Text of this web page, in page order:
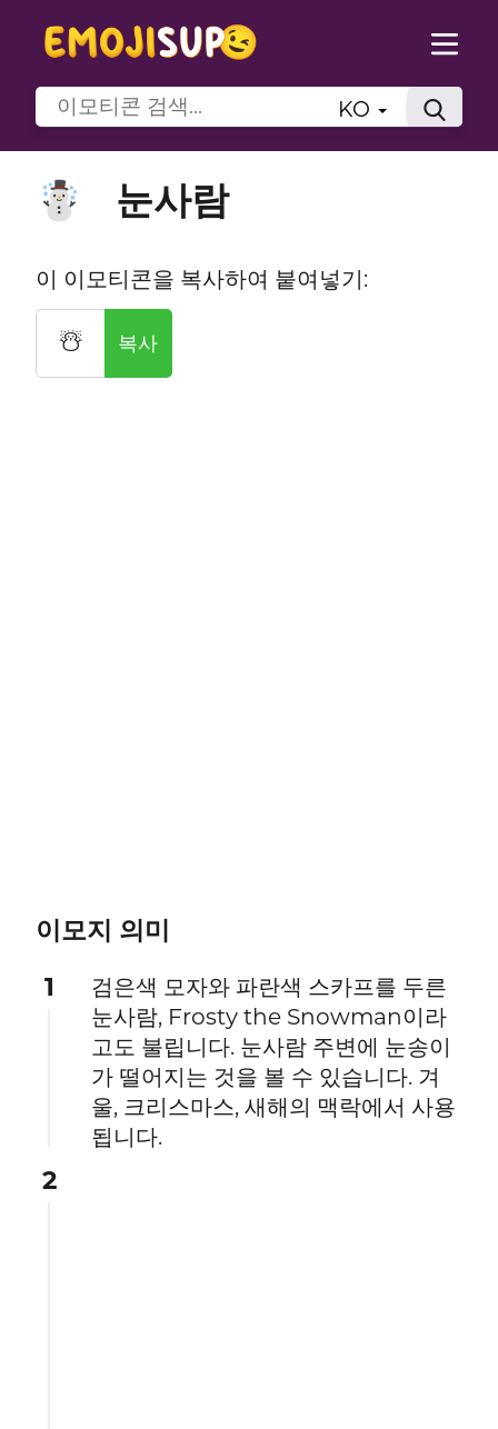
KO
☃️ 눈사람
이 이모티콘을 복사하여 붙여넣기:
☃️ 복사
이모지 의미
1
검은색 모자와 파란색 스카프를 두른
눈사람, Frosty the Snowman이라
고도 불립니다. 눈사람 주변에 눈송이
가 떨어지는 것을 볼 수 있습니다. 겨
울, 크리스마스, 새해의 맥락에서 사용
됩니다.
2